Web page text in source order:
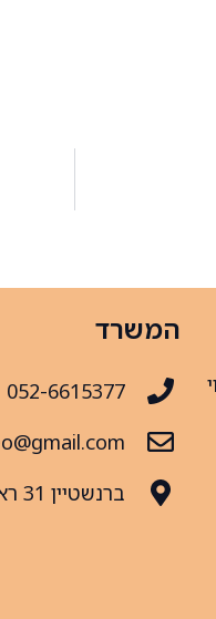
המשרד
052-6615377
ברנשטיין 31 ראשון לציון